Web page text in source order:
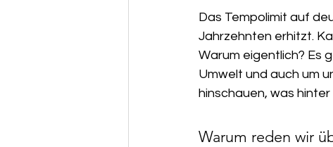
Das Tempolimit auf
Jahrzehnten erhitzt.
Warum eigentlich? Es
Umwelt und auch um
hinschauen, was
Warum reden wir